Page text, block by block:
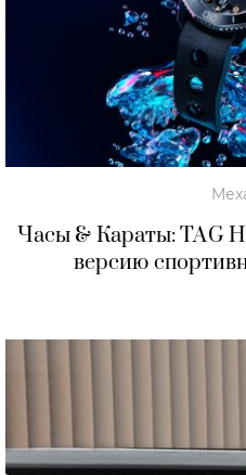
Часы & Караты: TAG
версию